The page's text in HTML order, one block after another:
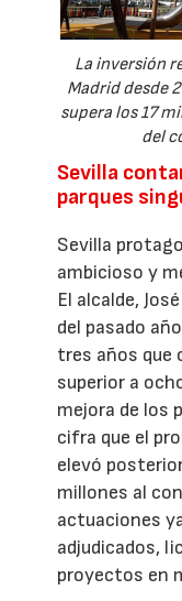
La inversión
Madrid desde
supera los 17
del
Sevilla
parques
Sevilla
ambicioso y
El alcalde,
del pasado
tres años que
superior a
mejora de los
cifra que el
elevó
millones al
actuaciones
adjudicados,
proyectos en